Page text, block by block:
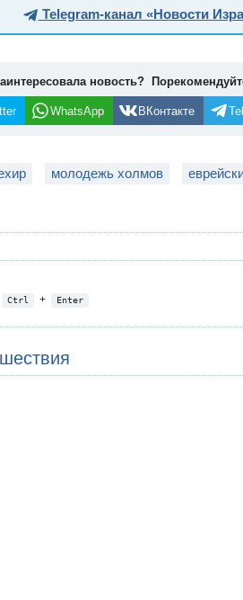
Telegram-канал «Новости
новость?
WhatsApp ВКонтакте
молодежь холмов
Ctrl + Enter